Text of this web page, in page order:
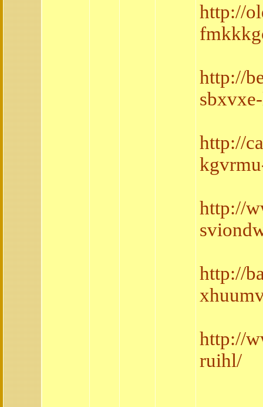
http://
http://
http://
http://
http://
http://
ruihl/